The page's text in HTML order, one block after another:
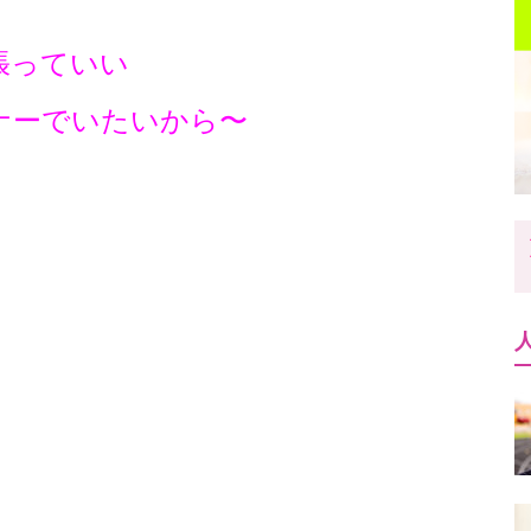
っていい
ーでいたいから〜